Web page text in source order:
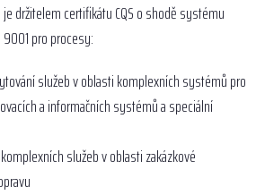
držitelem certifikátu CQS o shodě systému
9001 pro procesy:
služeb v oblasti komplexních systémů pro
a informačních systémů a speciální
služeb v oblasti zakázkové